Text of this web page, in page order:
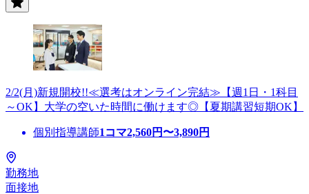
2/2(月)新規開校!!≪選考はオンライン完結≫【週1日・1科目
～OK】大学の空いた時間に働けます◎【夏期講習短期OK】
個別指導講師1コマ2,560円〜3,890円
勤務地
面接地